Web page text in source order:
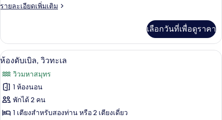
ดับเบิล
พัก
เดี่ยว
รายละเอียดเพิ่มเติม
ราย
เกี่ยว
กับ
ห้อง
ดับเบิล
สำหรับ
พัก
เดี่ยว
เลือกวันที่เพื่อดูราคา
เปิด
ภาพถ่าย
ทั้งหมด
ของ
ห้อง
โต๊ะทำงาน, ผ้าม่านกันแสง, เปล/เตียง
1
ห้องดับเบิล, วิวทะเล
วิวมหาสมุทร
1 ห้องนอน
พักได้ 2 คน
1 เตียงสำหรับสองท่าน หรือ 2 เตียงเดี่ยว